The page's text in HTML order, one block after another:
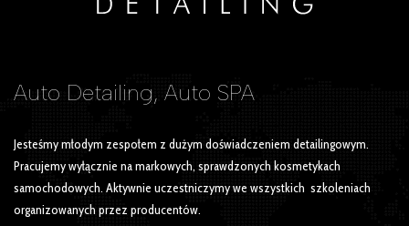
Auto Detailing, Auto SPA
Jesteśmy młodym zespołem z dużym doświadczeniem detailingowym.
Pracujemy wyłącznie na markowych, sprawdzonych kosmetykach
samochodowych. Aktywnie uczestniczymy we wszystkich szkoleniach
organizowanych przez producentów.